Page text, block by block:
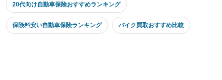
20代向け自動車保険おすすめランキング
保険料安い自動車保険ランキング バイク買取おすすめ比較